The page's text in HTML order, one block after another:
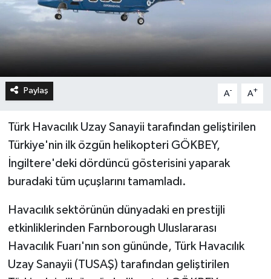
Paylaş A- A+
Türk Havacılık Uzay Sanayii tarafından geliştirilen
Türkiye'nin ilk özgün helikopteri GÖKBEY,
İngiltere'deki dördüncü gösterisini yaparak
buradaki tüm uçuşlarını tamamladı.
Havacılık sektörünün dünyadaki en prestijli
etkinliklerinden Farnborough Uluslararası
Havacılık Fuarı'nın son gününde, Türk Havacılık
Uzay Sanayii (TUSAŞ) tarafından geliştirilen